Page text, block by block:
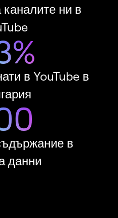
каналите ни в
%
в YouTube в
в
данни